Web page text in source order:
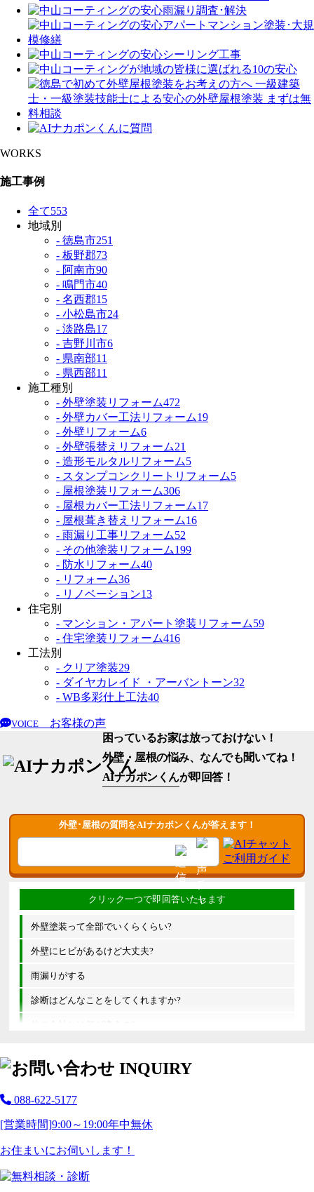
WORKS
施工事例
全て553
地域別
- 徳島市251
- 板野郡73
- 阿南市90
- 鳴門市40
- 名西郡15
- 小松島市24
- 淡路島17
- 吉野川市6
- 県南部11
- 県西部11
施工種別
- 外壁塗装リフォーム472
- 外壁カバー工法リフォーム19
- 外壁リフォーム6
- 外壁張替えリフォーム21
- 造形モルタルリフォーム5
- スタンプコンクリートリフォーム5
- 屋根塗装リフォーム306
- 屋根カバー工法リフォーム17
- 屋根葺き替えリフォーム16
- 雨漏り工事リフォーム52
- その他塗装リフォーム199
- 防水リフォーム40
- リフォーム36
- リノベーション13
住宅別
- マンション・アパート塗装リフォーム59
- 住宅塗装リフォーム416
工法別
- クリア塗装29
- ダイヤカレイド ・アーバントーン32
- WB多彩仕上工法40
VOICE
お客様の声
困っているお家は放っておけない！
外壁・屋根の悩み、なんでも聞いてね！
AIナカポンくんが即回答！
外壁･屋根の質問をAIナカポンくんが答えます！
外壁塗装って全部でいくらくらい?
外壁にヒビがあるけど大丈夫?
雨漏りがする
診断はどんなことをしてくれますか?
他の会社とは何が違うの?
088-622-5177
[営業時間]9:00～19:00年中無休
お住まいにお伺いします！